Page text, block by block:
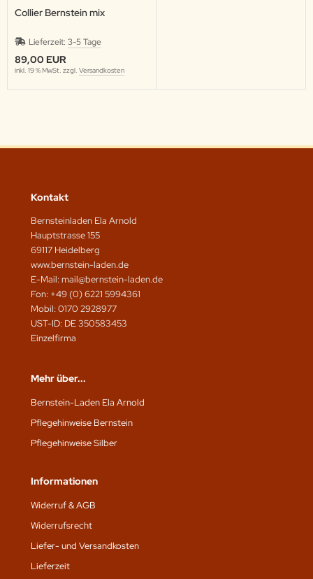
Collier Bernstein mix
Lieferzeit: 3-5 Tage
89,00 EUR
inkl. 19 % MwSt. zzgl. Versandkosten
Kontakt
Bernsteinladen Ela Arnold
Hauptstrasse 155
69117 Heidelberg
www.bernstein-laden.de
E-Mail: mail@bernstein-laden.de
Fon: +49 (0) 6221 5994361
Mobil: 0170 2928977
UST-ID: DE 350583453
Einzelfirma
Mehr über...
Bernstein-Laden Ela Arnold
Pflegehinweise Bernstein
Pflegehinweise Silber
Informationen
Widerruf & AGB
Widerrufsrecht
Liefer- und Versandkosten
Lieferzeit